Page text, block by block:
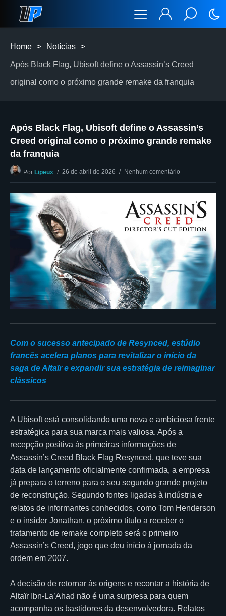
Home > Notícias >
Após Black Flag, Ubisoft define o Assassin’s Creed
original como o próximo grande remake da franquia
Após Black Flag, Ubisoft define o Assassin’s
Creed original como o próximo grande remake
da franquia
Por Lipeux 26 de abril de 2026 Nenhum comentário
Com o sucesso antecipado de Resynced, estúdio
francês acelera planos para revitalizar o início da
saga de Altaïr e expandir sua estratégia de reimaginar
clássicos
A Ubisoft está consolidando uma nova e ambiciosa frente
estratégica para sua marca mais valiosa. Após a
recepção positiva às primeiras informações de
Assassin’s Creed Black Flag Resynced, que teve sua
data de lançamento oficialmente confirmada, a empresa
já prepara o terreno para o seu segundo grande projeto
de reconstrução. Segundo fontes ligadas à indústria e
relatos de informantes conhecidos, como Tom Henderson
e o insider Jonathan, o próximo título a receber o
tratamento de remake completo será o primeiro
Assassin’s Creed, jogo que deu início à jornada da
ordem em 2007.
A decisão de retornar às origens e recontar a história de
Altaïr Ibn-La’Ahad não é uma surpresa para quem
acompanha os bastidores da desenvolvedora. Relatos